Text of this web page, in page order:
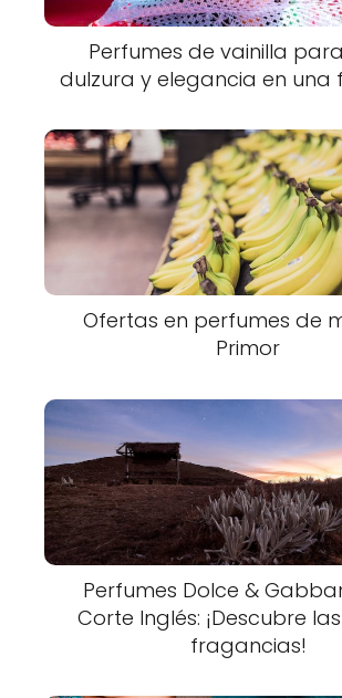
Perfumes de vainilla
dulzura y elegancia en una
Ofertas en perfumes de
Primor
Perfumes Dolce &
Corte Inglés: ¡Descubre
fragancias!